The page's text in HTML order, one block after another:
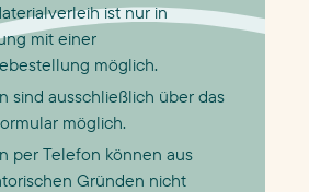
ist nur in
mit einer
möglich.
sind ausschließlich über das
möglich.
per Telefon können aus
Gründen nicht